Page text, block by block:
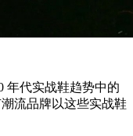
代实战鞋趋势中的
流品牌以这些实战鞋